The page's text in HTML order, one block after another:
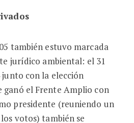
también estuvo marcada
jurídico ambiental: el 31
con la elección
ganó el Frente Amplio con
presidente (reuniendo un
votos) también se